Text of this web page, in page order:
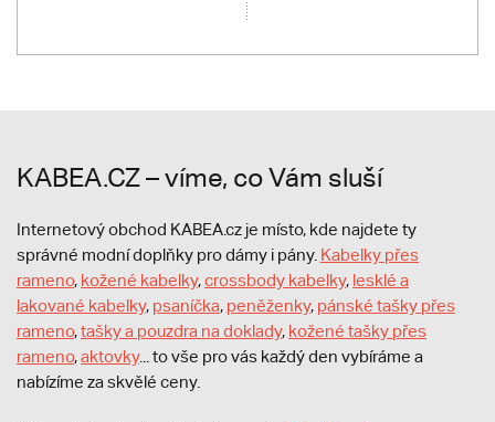
KABEA.CZ – víme, co Vám sluší
Internetový obchod KABEA.cz je místo, kde najdete ty
správné modní doplňky pro dámy i pány. Kabelky přes
rameno, kožené kabelky,crossbody kabelky, lesklé a
lakované kabelky, psaníčka, peněženky, pánské tašky přes
rameno,tašky a pouzdra na doklady, kožené tašky přes
rameno,aktovky... to vše pro vás každý den vybíráme a
nabízíme za skvělé ceny.